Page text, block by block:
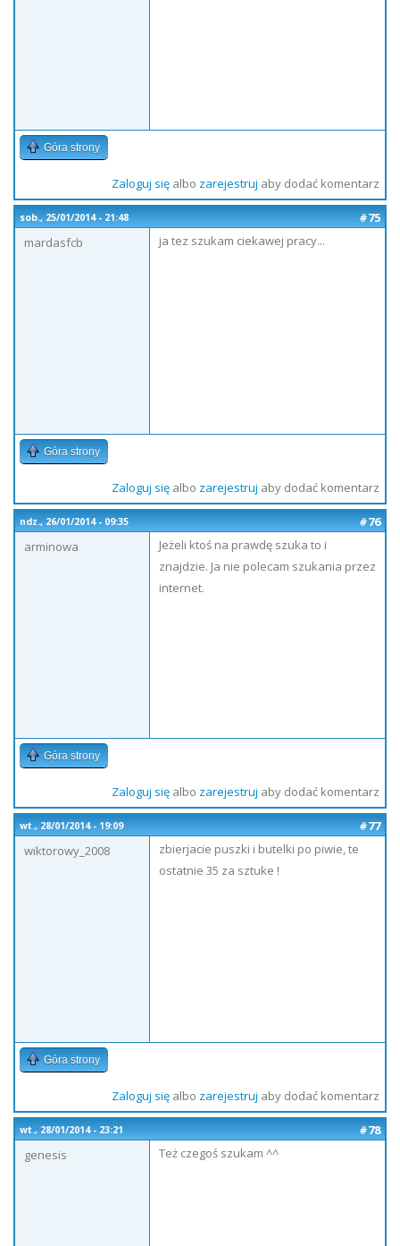
Góra strony
Zaloguj sięalbo zarejestruj aby dodać komentarz
sob., 25/01/2014 - 21:48
#75
mardasfcb
ja tez szukam ciekawej pracy...
Góra strony
Zaloguj sięalbo zarejestruj aby dodać komentarz
ndz., 26/01/2014 - 09:35
#76
arminowa
Jeżeli ktoś na prawdę szuka to i
znajdzie. Ja nie polecam szukania przez
internet.
Góra strony
Zaloguj sięalbo zarejestruj aby dodać komentarz
wt., 28/01/2014 - 19:09
#77
wiktorowy_2008
zbierjacie puszki i butelki po piwie, te
ostatnie 35 za sztuke !
Góra strony
Zaloguj sięalbo zarejestruj aby dodać komentarz
wt., 28/01/2014 - 23:21
#78
genesis
Też czegoś szukam ^^